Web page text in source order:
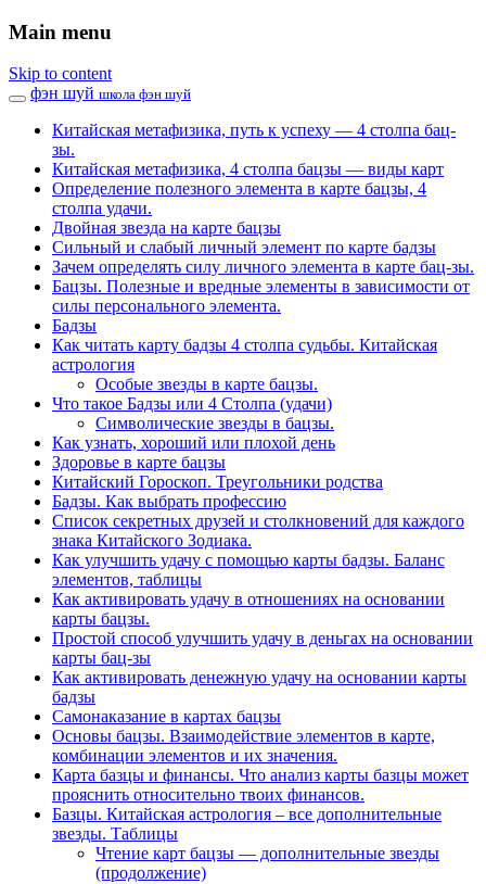
Main menu
Skip to content
фэн шуй школа фэн шуй
Китайская метафизика, путь к успеху — 4 столпа бац-
зы.
Китайская метафизика, 4 столпа бацзы — виды карт
Определение полезного элемента в карте бацзы, 4
столпа удачи.
Двойная звезда на карте бацзы
Сильный и слабый личный элемент по карте бадзы
Зачем определять силу личного элемента в карте бац-зы.
Бацзы. Полезные и вредные элементы в зависимости от
силы персонального элемента.
Бадзы
Как читать карту бадзы 4 столпа судьбы. Китайская
астрология
Особые звезды в карте бацзы.
Что такое Бадзы или 4 Столпа (удачи)
Символические звезды в бацзы.
Как узнать, хороший или плохой день
Здоровье в карте бацзы
Китайский Гороскоп. Треугольники родства
Бадзы. Как выбрать профессию
Список секретных друзей и cтолкновений для каждого
знака Китайского Зодиака.
Как улучшить удачу с помощью карты бадзы. Баланс
элементов, таблицы
Как активировать удачу в отношениях на основании
карты бацзы.
Простой способ улучшить удачу в деньгах на основании
карты бац-зы
Как активировать денежную удачу на основании карты
бадзы
Самонаказание в картах бацзы
Основы бацзы. Взаимодействие элементов в карте,
комбинации элементов и их значения.
Карта базцы и финансы. Что анализ карты базцы может
прояснить относительно твоих финансов.
Базцы. Китайская астрология – все дополнительные
звезды. Таблицы
Чтение карт бацзы — дополнительные звезды
(продолжение)